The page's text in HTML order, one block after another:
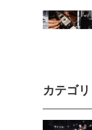
カテゴリ